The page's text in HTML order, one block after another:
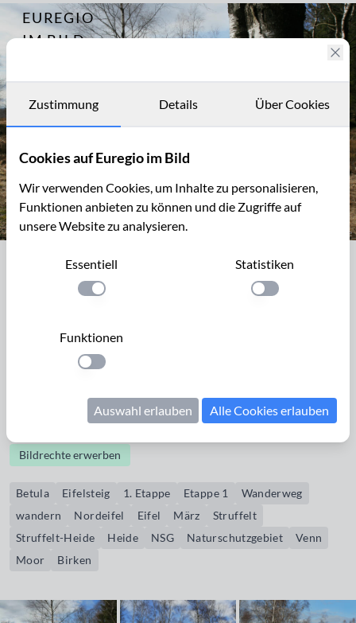
EUREGIO
IM BILD
Archiv
Kontakt
Archiv 4435
NSG Struffelt-Heide, Eifelsteig, 1.
Friesenrath, vorbei an Rott, Struffelt-Heide,
Dreilägerbachtalsperre nach Roetgen. Hier ist das
Naturschutzgebiet Struffelt-Heide zu sehen.
Bildrechte erwerben
Betula Eifelsteig 1. Etappe Etappe 1
Wanderweg
wandern
Nordeifel Eifel März
Struffelt
Struffelt-Heide
Heide NSG Naturschutzgebiet
Venn
Moor
Birken
Zustimmung Details Über Cookies
Cookies auf Euregio im Bild
Wir verwenden Cookies, um Inhalte zu personalisieren,
Funktionen anbieten zu können und die Zugriffe auf
unsere Website zu analysieren.
Essentiell
Einstellung anwenden
Statistiken
Einstellung
Funktionen
Einstellung anwenden
Auswahl erlauben Alle Cookies erlauben